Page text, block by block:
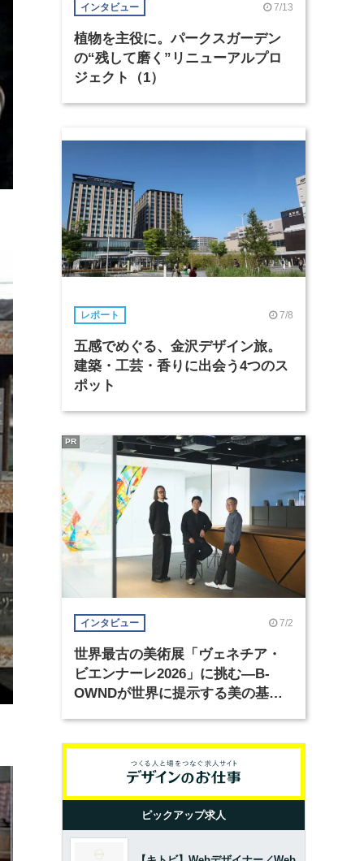
インタビュー 7/13
植物を主役に。パークスガーデン
の“残して磨く”リニューアルプロ
ジェクト（1）
レポート 7/8
五感でめぐる、金沢デザイン旅。
建築・工芸・香りに出会う4つのス
ポット
インタビュー 7/2
世界最古の美術展「ヴェネチア・
ビエンナーレ2026」に挑む―B-
OWNDが世界に提示する美の基準
PR
ピックアップ求人